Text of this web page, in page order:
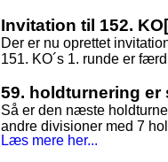
Invitation til 152. KO
Der er nu oprettet
151. KO´s 1. runde er
59. holdturnering er
Så er den næste
andre divisioner med 7
Læs mere her...